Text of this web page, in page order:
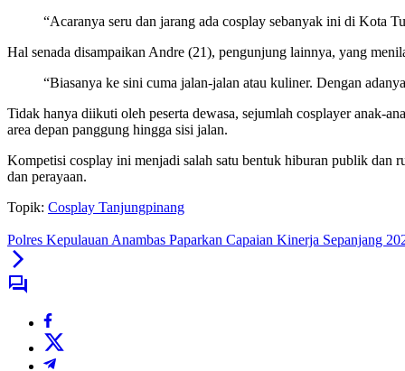
“Acaranya seru dan jarang ada cosplay sebanyak ini di Kota
Hal senada disampaikan Andre (21), pengunjung lainnya, yang
“Biasanya ke sini cuma jalan-jalan atau kuliner. Dengan
Tidak hanya diikuti oleh peserta dewasa, sejumlah cosplayer anak-
area depan panggung hingga sisi jalan.
Kompetisi cosplay ini menjadi salah satu bentuk hiburan publik dan
dan perayaan.
Topik: Cosplay Tanjungpinang
Polres Kepulauan Anambas Paparkan Capaian Kinerja Sepanjang